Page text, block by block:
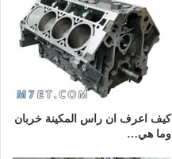
كيف اعرف ان راس المكينة خربان
وما هي…